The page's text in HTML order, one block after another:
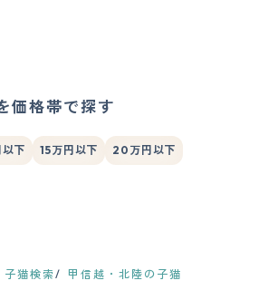
価格帯で探す
下 15万円以下 20万円以下
子猫検索
甲信越・北陸の子猫